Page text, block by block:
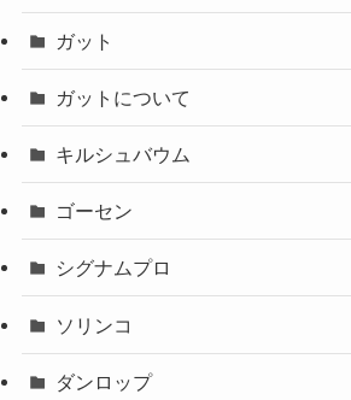
ガット
ガットについて
キルシュバウム
ゴーセン
シグナムプロ
ソリンコ
ダンロップ